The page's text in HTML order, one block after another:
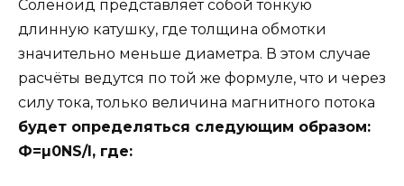
Соленоид представляет собой тонкую
длинную катушку, где толщина обмотки
значительно меньше диаметра. В этом случае
расчёты ведутся по той же формуле, что и через
силу тока, только величина магнитного потока
будет определяться следующим образом:
Ф=µ0NS/l, где: